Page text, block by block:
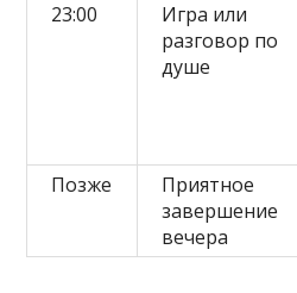
23:00
Игра или
разговор по
душе
Позже
Приятное
завершение
вечера